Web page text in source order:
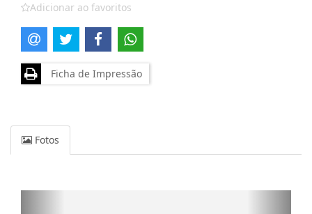
Adicionar ao favoritos
Ficha de Impressão
Fotos